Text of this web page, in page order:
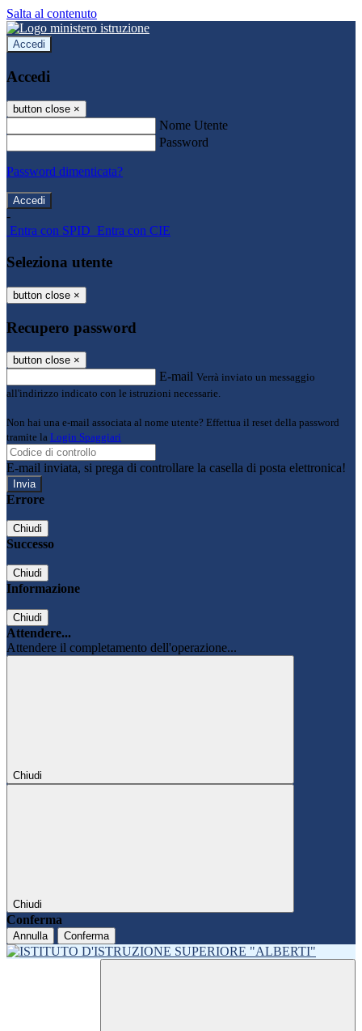
Salta al contenuto
Accedi
Accedi
button close ×
Nome Utente
Password
Password dimenticata?
-
Entra con SPID Entra con CIE
Seleziona utente
button close ×
Recupero password
button close ×
E-mail Verrà inviato un messaggio
all'indirizzo indicato con le istruzioni necessarie.
Non hai una e-mail associata al nome utente? Effettua il reset della password
tramite la Login Spaggiari
E-mail inviata, si prega di controllare la casella di posta elettronica!
Errore
Chiudi
Successo
Chiudi
Informazione
Chiudi
Attendere...
Attendere il completamento dell'operazione...
Chiudi
Chiudi
Conferma
Annulla Conferma